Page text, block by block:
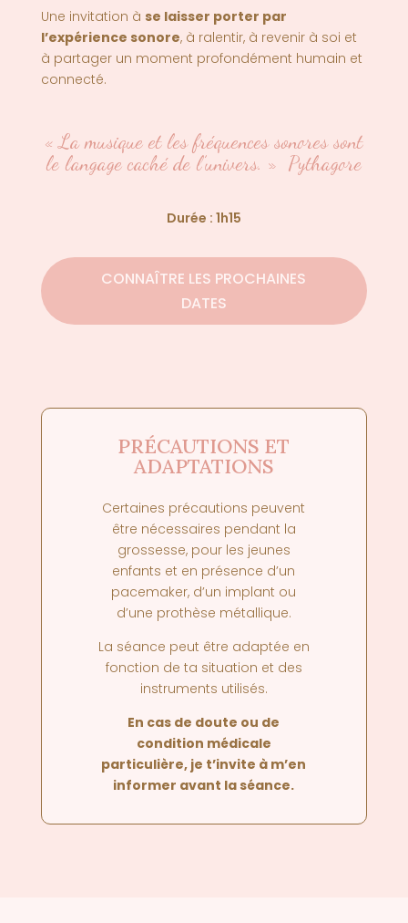
Une invitation à se laisser porter par
l’expérience sonore, à ralentir, à revenir à soi et
à partager un moment profondément humain et
connecté.
« La musique et les fréquences sonores sont
le langage caché de l’univers. » Pythagore
Durée : 1h15
CONNAÎTRE LES PROCHAINES
DATES
PRÉCAUTIONS ET
ADAPTATIONS
Certaines précautions peuvent
être nécessaires pendant la
grossesse, pour les jeunes
enfants et en présence d’un
pacemaker, d’un implant ou
d’une prothèse métallique.
La séance peut être adaptée en
fonction de ta situation et des
instruments utilisés.
En cas de doute ou de
condition médicale
particulière, je t’invite à m’en
informer avant la séance.